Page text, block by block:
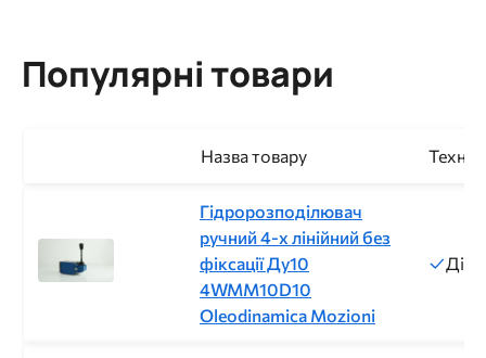
Популярні товари
Назва товару
Гідророзподілювач
ручний 4-х лінійний без
фіксації Ду10
4WMM10D10
Oleodinamica Mozioni